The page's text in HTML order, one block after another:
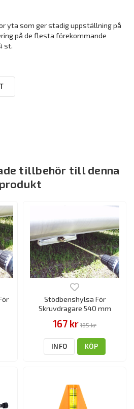
yta som ger stadig uppställning på
på de flesta förekommande
st.
tillbehör till denna
produkt
Stödbenshylsa För
Skruvdragare 540 mm
167 kr 185 kr
INFO KÖP